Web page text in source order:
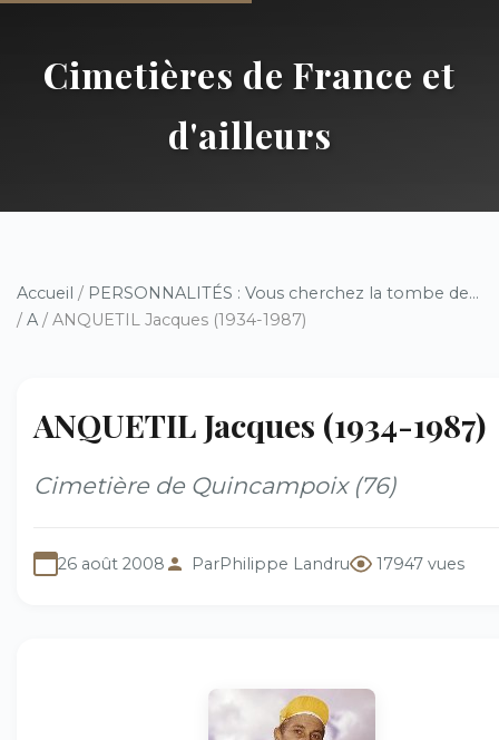
Cimetières de France et
d'ailleurs
Accueil / PERSONNALITÉS : Vous cherchez la tombe de...
/ A / ANQUETIL Jacques (1934-1987)
ANQUETIL Jacques (1934-1987)
Cimetière de Quincampoix (76)
26 août 2008 ParPhilippe Landru 17947 vues